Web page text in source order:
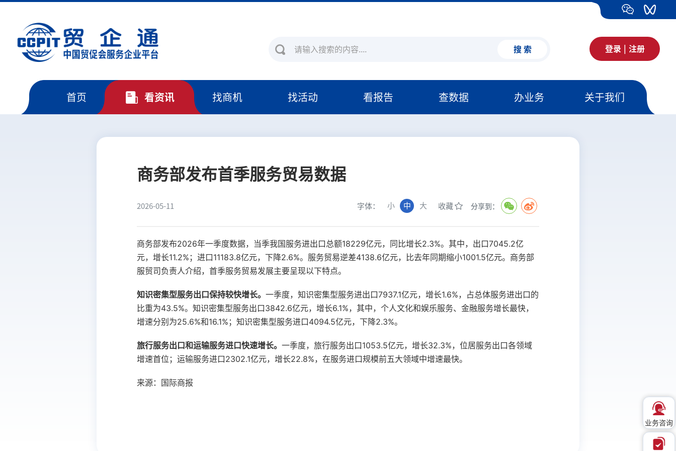
搜 索 登录 注册
首页 看资讯 找商机 找活动 看报告 查数据 办业务 关于我们
商务部发布首季服务贸易数据
2026-05-11 字体： 小 中 大 收藏 分享到：
商务部发布2026年一季度数据，当季我国服务进出口总额18229亿元，同比增长2.3%。其中，出口7045.2亿
元，增长11.2%；进口11183.8亿元，下降2.6%。服务贸易逆差4138.6亿元，比去年同期缩小1001.5亿元。商务部
服贸司负责人介绍，首季服务贸易发展主要呈现以下特点。
知识密集型服务出口保持较快增长。 一季度，知识密集型服务进出口7937.1亿元，增长1.6%，占总体服务进出口的
比重为43.5%。知识密集型服务出口3842.6亿元，增长6.1%，其中，个人文化和娱乐服务、金融服务增长最快，
增速分别为25.6%和16.1%；知识密集型服务进口4094.5亿元，下降2.3%。
旅行服务出口和运输服务进口快速增长。 一季度，旅行服务出口1053.5亿元，增长32.3%，位居服务出口各领域
增速首位；运输服务进口2302.1亿元，增长22.8%，在服务进口规模前五大领域中增速最快。
来源：国际商报
业务咨询